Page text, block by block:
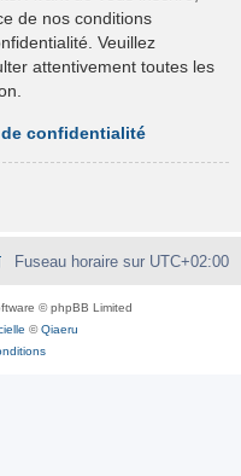
de nos conditions
Veuillez
attentivement toutes les
confidentialité
Fuseau horaire sur UTC+02:00
© phpBB Limited
©Qiaeru